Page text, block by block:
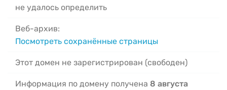
не удалось определить
Веб-архив:
Посмотреть сохранённые страницы
Этот домен не зарегистрирован (свободен)
Информация по домену получена 8 августа